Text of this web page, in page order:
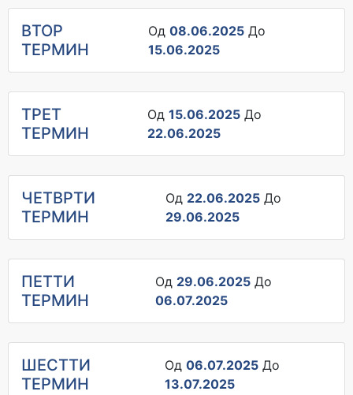
ВТОР
ТЕРМИН
Од 08.06.2025До
15.06.2025
ТРЕТ
ТЕРМИН
Од15.06.2025 До
22.06.2025
ЧЕТВРТИ
ТЕРМИН
Од 22.06.2025До
29.06.2025
ПЕТТИ
ТЕРМИН
Од 29.06.2025До
06.07.2025
ШЕСТTИ
ТЕРМИН
Од06.07.2025 До
13.07.2025